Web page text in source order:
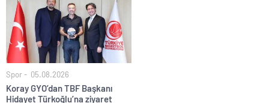
Spor 05.08.2026
Koray GYO’dan TBF Başkanı
Hidayet Türkoğlu’na ziyaret